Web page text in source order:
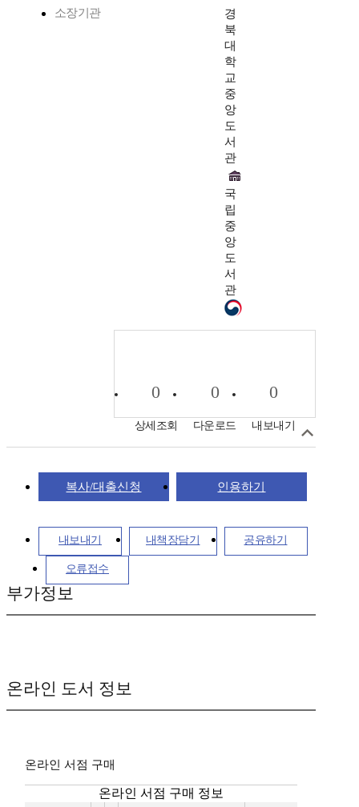
소장기관
경
북
대
학
교
중
앙
도
서
관
국
립
중
앙
도
서
관
0
상세조회
0
다운로드
0
내보내기
복사/대출신청 인용하기
내보내기 내책장담기 공유하기
오류접수
부가정보
온라인 도서 정보
온라인 서점 구매
온라인 서점 구매 정보